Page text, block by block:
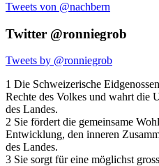
Tweets von @nachbern
Twitter @ronniegrob
Tweets by @ronniegrob
1 Die Schweizerische
Rechte des Volkes und wahrt die
des Landes.
2 Sie fördert die gemeinsame
Entwicklung, den inneren
des Landes.
3 Sie sorgt für eine möglichst